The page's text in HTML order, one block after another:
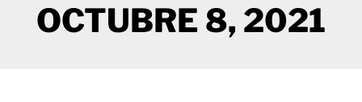
OCTUBRE 8, 2021